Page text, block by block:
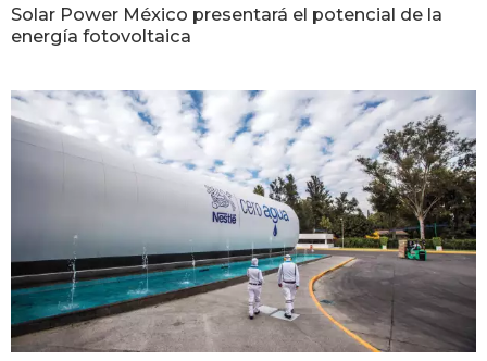
Solar Power México presentará el potencial de la
energía fotovoltaica